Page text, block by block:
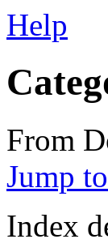
Help
From
Jump
Index